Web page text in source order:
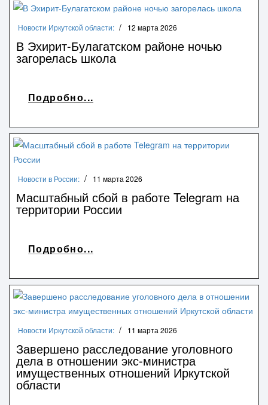
Новости Иркутской области: 12 марта 2026
В Эхирит-Булагатском районе ночью
загорелась школа
Подробно...
Новости в России: 11 марта 2026
Масштабный сбой в работе Telegram на
территории России
Подробно...
Новости Иркутской области: 11 марта 2026
Завершено расследование уголовного
дела в отношении экс-министра
имущественных отношений Иркутской
области